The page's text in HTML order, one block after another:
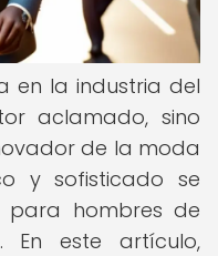
en la industria del
aclamado, sino
de la moda
y sofisticado se
para hombres de
En este artículo,